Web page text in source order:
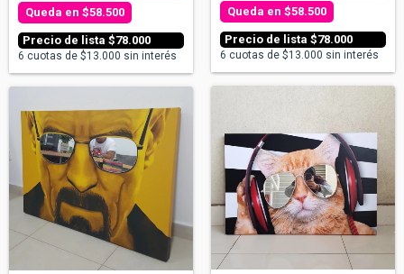
$78.000
$58.500
6 cuotas de $13.000 sin interés
$78.000
$58.500
6 cuotas de $13.000 sin interés